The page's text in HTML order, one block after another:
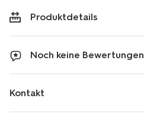
Produktdetails
Noch keine Bewertungen
Kontakt